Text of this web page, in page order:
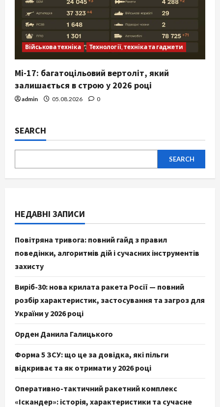
Військова техніка Технології, техніка та гаджети
Мі-17: багатоцільовий вертоліт, який
залишається в строю у 2026 році
admin 05.08.2026 0
SEARCH
SEARCH
НЕДАВНІ ЗАПИСИ
Повітряна тривога: повний гайд з правил
поведінки, алгоритмів дій і сучасних інструментів
захисту
Виріб-30: нова крилата ракета Росії — повний
розбір характеристик, застосування та загроз для
України у 2026 році
Орден Данила Галицького
Форма 5 ЗСУ: що це за довідка, які пільги
відкриває та як отримати у 2026 році
Оперативно-тактичний ракетний комплекс
«Іскандер»: історія, характеристики та сучасне